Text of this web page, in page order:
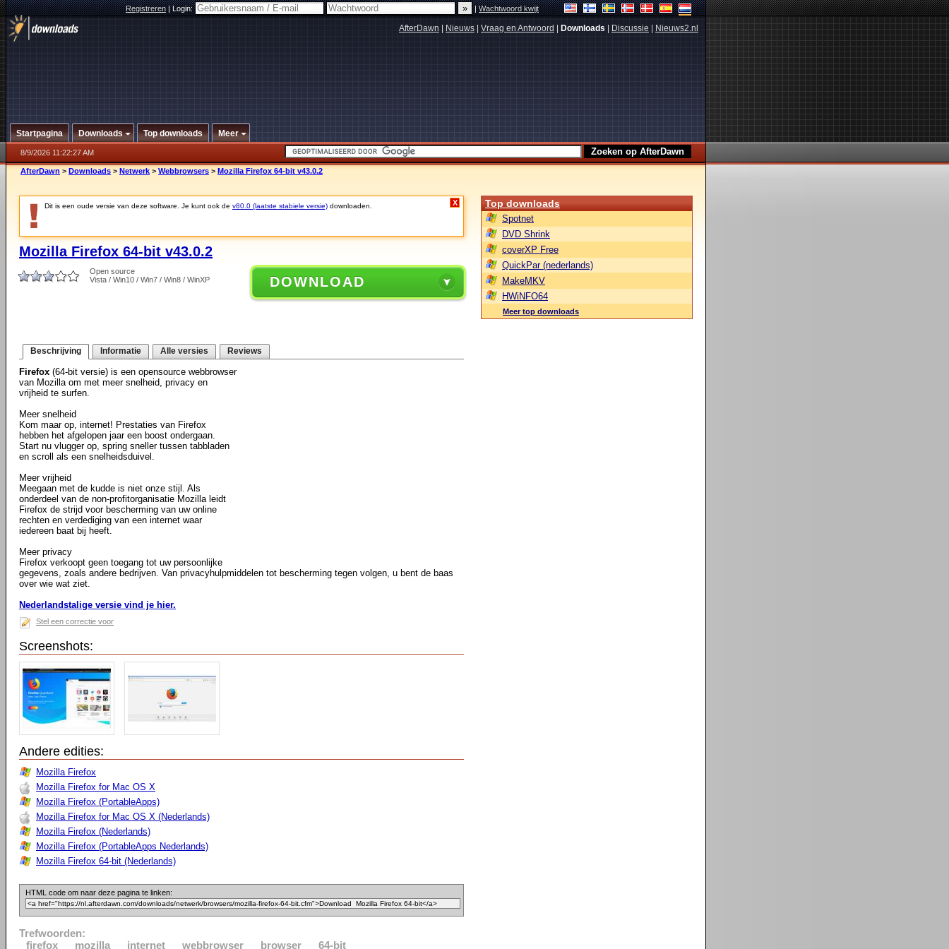
Registreren|Login: |Wachtwoord kwijt
AfterDawn Nieuws Vraag en Antwoord Downloads Discussie Nieuws2.nl
Startpagina Downloads Top downloads Meer
8/9/2026 11:22:27 AM
AfterDawn > Downloads > Netwerk > Webbrowsers > Mozilla Firefox 64-bit v43.0.2
Dit is een oude versie van deze software. Je kunt ook de v80.0 (laatste stabiele versie) downloaden. X
Mozilla Firefox 64-bit v43.0.2
Open source
Vista / Win10 / Win7 / Win8 / WinXP
DOWNLOAD
Beschrijving Informatie Alle versies Reviews
Firefox (64-bit versie) is een opensource webbrowser
van Mozilla om met meer snelheid, privacy en
vrijheid te surfen.
Meer snelheid
Kom maar op, internet! Prestaties van Firefox
hebben het afgelopen jaar een boost ondergaan.
Start nu vlugger op, spring sneller tussen tabbladen
en scroll als een snelheidsduivel.
Meer vrijheid
Meegaan met de kudde is niet onze stijl. Als
onderdeel van de non-profitorganisatie Mozilla leidt
Firefox de strijd voor bescherming van uw online
rechten en verdediging van een internet waar
iedereen baat bij heeft.
Meer privacy
Firefox verkoopt geen toegang tot uw persoonlijke
gegevens, zoals andere bedrijven. Van privacyhulpmiddelen tot bescherming tegen volgen, u bent de baas
over wie wat ziet.
Nederlandstalige versie vind je hier.
Stel een correctie voor
Screenshots:
Andere edities:
Mozilla Firefox
Mozilla Firefox for Mac OS X
Mozilla Firefox (PortableApps)
Mozilla Firefox for Mac OS X (Nederlands)
Mozilla Firefox (Nederlands)
Mozilla Firefox (PortableApps Nederlands)
Mozilla Firefox 64-bit (Nederlands)
HTML code om naar deze pagina te linken:
Trefwoorden:
firefox
mozilla internet webbrowser browser 64-bit
Top downloads
Spotnet
DVD Shrink
coverXP Free
QuickPar (nederlands)
MakeMKV
HWiNFO64
Meer top downloads